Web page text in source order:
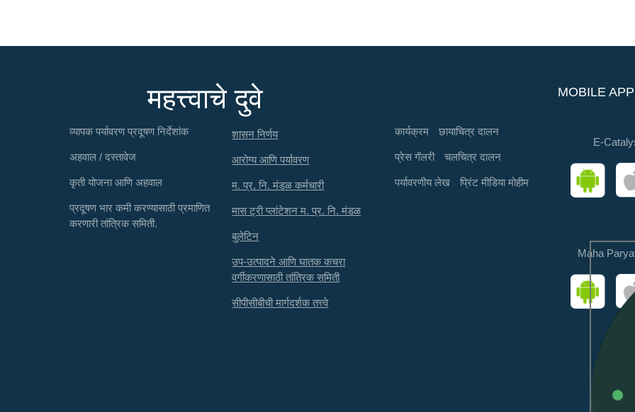
महत्त्वाचे दुवे
व्यापक पर्यावरण प्रदूषण निर्देशांक
अहवाल / दस्तावेज
कृती योजना आणि अहवाल
प्रदूषण भार कमी करण्यासाठी प्रमाणित
करणारी तांत्रिक समिती.
शासन निर्णय
आरोग्य आणि पर्यावरण
म. प्र. नि. मंडळ कर्मचारी
मास ट्री प्लांटेशन म. प्र. नि. मंडळ
बुलेटिन
उप-उत्पादने आणि घातक कचरा
वर्गीकरणासाठी तांत्रिक समिती
सीपीसीबीची मार्गदर्शक तत्त्वे
कार्यक्रम छायाचित्र दालन
प्रेस गॅलरी चलचित्र दालन
पर्यावरणीय लेख प्रिंट मीडिया मोहीम
MOBILE
E-
Maha